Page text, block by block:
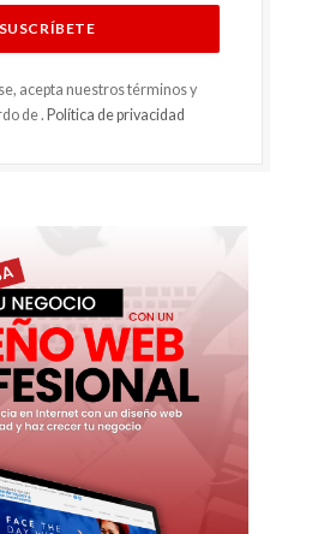
acepta nuestros términos y
de . Política de privacidad